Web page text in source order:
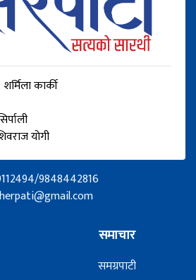
कार्की
योगी
9848442816
समाचार
समग्रपाटी